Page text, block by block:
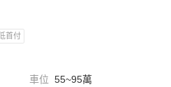
首付
車位 55~95萬